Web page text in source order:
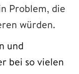
Problem, die
würden.
und
bei so vielen